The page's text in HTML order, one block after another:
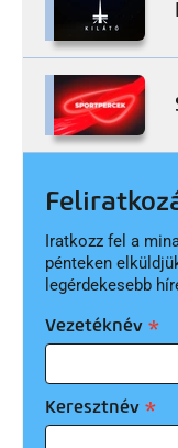
Iratkozz fel a
pénteken
legérdekesebb
Vezetéknév
Keresztnév